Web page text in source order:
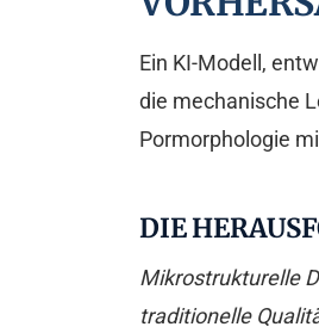
Ein KI-Modell,
die mechanische
Pormorphologie
DIE
Mikrostrukturelle
traditionelle